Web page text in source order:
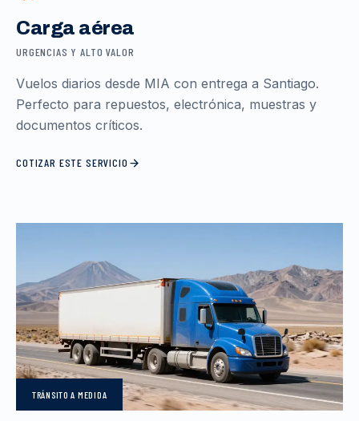
Carga aérea
URGENCIAS Y ALTO VALOR
Vuelos diarios desde MIA con entrega a Santiago.
Perfecto para repuestos, electrónica, muestras y
documentos críticos.
COTIZAR ESTE SERVICIO
TRÁNSITOA MEDIDA